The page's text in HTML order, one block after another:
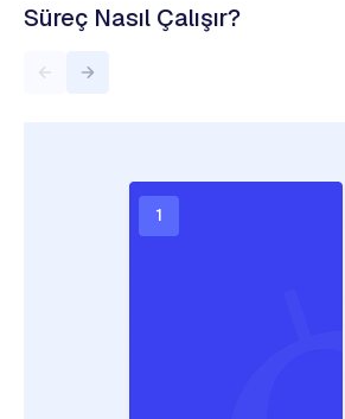
Süreç Nasıl Çalışır?
1